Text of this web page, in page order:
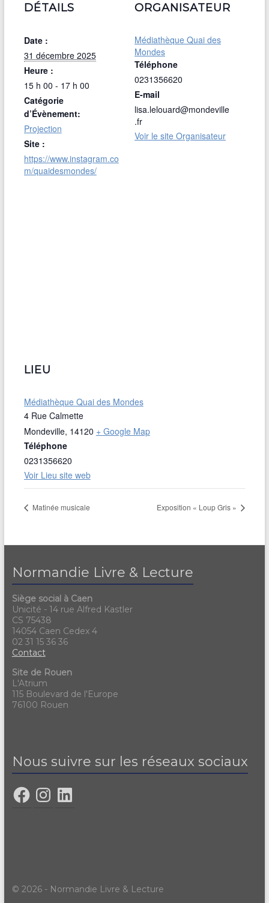
DÉTAILS
Date :
31 décembre 2025
Heure :
15 h 00 - 17 h 00
Catégorie
d’Évènement:
Projection
Site :
https://www.instagram.co
m/quaidesmondes/
ORGANISATEUR
Médiathèque Quai des
Mondes
Téléphone
0231356620
E-mail
lisa.lelouard@mondeville
.fr
Voir le site Organisateur
LIEU
Médiathèque Quai des Mondes
4 Rue Calmette
Mondeville, 14120 + Google Map
Téléphone
0231356620
Voir Lieu site web
Matinée musicale Exposition « Loup Gris »
Normandie Livre & Lecture
Siège social à Caen
Unicité - 14 rue Alfred Kastler
CS 75438
14054 Caen Cedex 4
02 31 15 36 36
Contact
Site de Rouen
L'Atrium
115 Boulevard de l'Europe
76100 Rouen
Nous suivre sur les réseaux sociaux
© 2026 - Normandie Livre & Lecture